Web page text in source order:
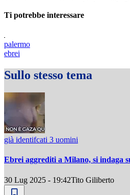
Ti potrebbe interessare
palermo
ebrei
Sullo stesso tema
già identifcati 3 uomini
Ebrei aggrediti a Milano, si indaga
30 Lug 2025 - 19:42Tito Giliberto